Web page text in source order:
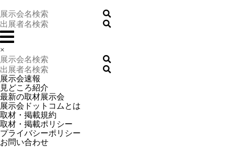
×
展示会速報
見どころ紹介
最新の取材展示会
展示会ドットコムとは
取材・掲載規約
取材・掲載ポリシー
プライバシーポリシー
お問い合わせ